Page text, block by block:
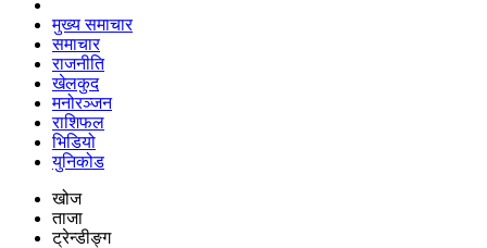
मुख्य समाचार
समाचार
राजनीति
खेलकुद
मनोरञ्जन
राशिफल
भिडियो
युनिकोड
खोज
ताजा
ट्रेन्डीङ्ग